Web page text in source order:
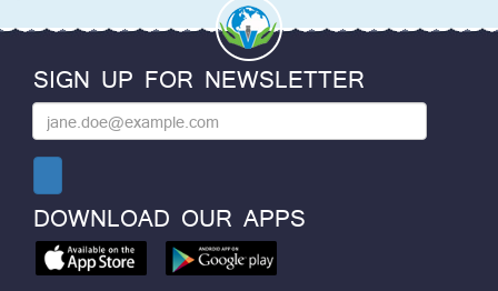
SIGN UP FOR NEWSLETTER
DOWNLOAD OUR APPS